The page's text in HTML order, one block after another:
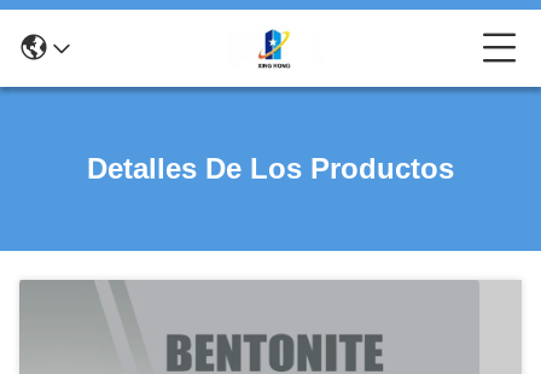
Detalles De Los Productos